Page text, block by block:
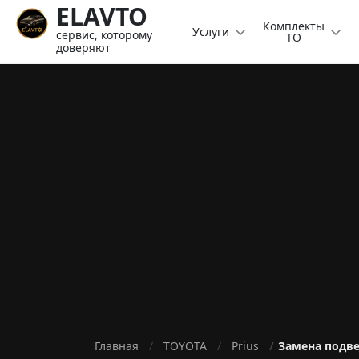
ELAVTO
сервис, которому
доверяют
Услуги Комплекты
ТО
Главная TOYOTA Prius Замена